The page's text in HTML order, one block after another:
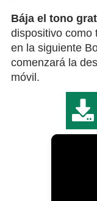
Bája el tono
dispositivo como
en la siguiente
comenzará la
móvil.